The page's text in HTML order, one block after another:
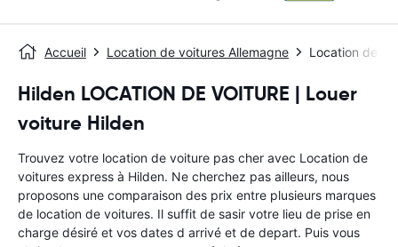
Accueil Location de voitures Allemagne Location de
Hilden LOCATION DE VOITURE | Louer
voiture Hilden
Trouvez votre location de voiture pas cher avec Location de
voitures express à Hilden. Ne cherchez pas ailleurs, nous
proposons une comparaison des prix entre plusieurs marques
de location de voitures. Il suffit de sasir votre lieu de prise en
charge désiré et vos dates d arrivé et de depart. Puis vous